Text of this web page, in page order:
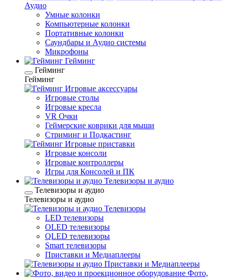
Аудио
Умные колонки
Компьютерные колонки
Портативные колонки
Саундбары и Аудио системы
Микрофоны
Гейминг
Гейминг
Гейминг
Игровые аксессуары
Игровые столы
Игровые кресла
VR Очки
Геймерские коврики для мыши
Стриминг и Подкастинг
Игровые приставки
Игровые консоли
Игровые контроллеры
Игры для Консолей и ПК
Телевизоры и аудио
Телевизоры и аудио
Телевизоры и аудио
Телевизоры
LED телевизоры
OLED телевизоры
QLED телевизоры
Smart телевизоры
Приставки и Медиаплееры
Приставки и Медиаплееры
Фото,